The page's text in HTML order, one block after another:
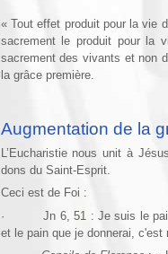
« Tout effet produit pour la vie
sacrement le produit pour la
sacrement des vivants et non
la grâce première.
Augmentation de la
L’Eucharistie nous unit à
dons du Saint-Esprit.
Ceci est de Foi :
· Jn 6, 51 : Je suis le pain
et le pain que je donnerai, c'est